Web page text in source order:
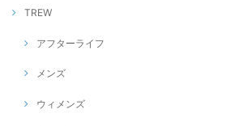
TREW
アフターライフ
メンズ
ウィメンズ